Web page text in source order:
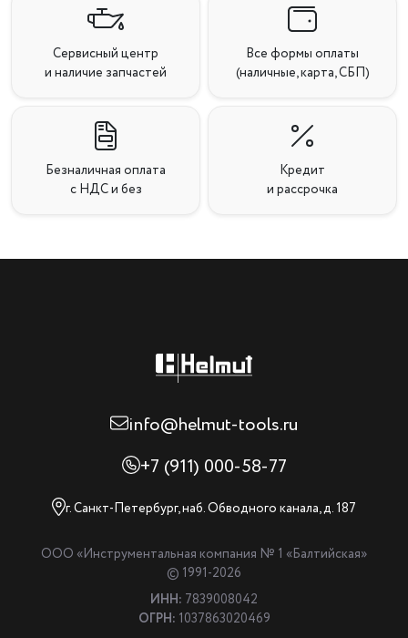
Сервисный центр
и наличие запчастей
Все формы оплаты
(наличные, карта, СБП)
Безналичная оплата
с НДС и без
Кредит
и рассрочка
info@helmut-tools.ru
+7 (911) 000-58-77
г. Санкт-Петербург, наб. Обводного канала, д. 187
ООО «Инструментальная компания № 1 «Балтийская»
© 1991-2026
ИНН: 7839008042
ОГРН: 1037863020469